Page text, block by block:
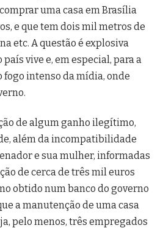
uma casa em Brasília
e que tem dois mil metros de
etc. A questão é explosiva
vive e, em especial, para a
fogo intenso da mídia, onde
de algum ganho ilegítimo,
além da incompatibilidade
e sua mulher, informadas
de cerca de três mil euros
obtido num banco do governo
a manutenção de uma casa
pelo menos, três empregados